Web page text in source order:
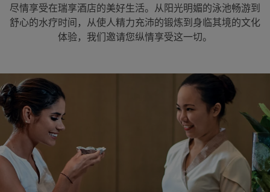
尽情享受在瑞享酒店的美好生活。从阳光明媚的泳池畅游到
舒心的水疗时间，从使人精力充沛的锻炼到身临其境的文化
体验，我们邀请您纵情享受这一切。